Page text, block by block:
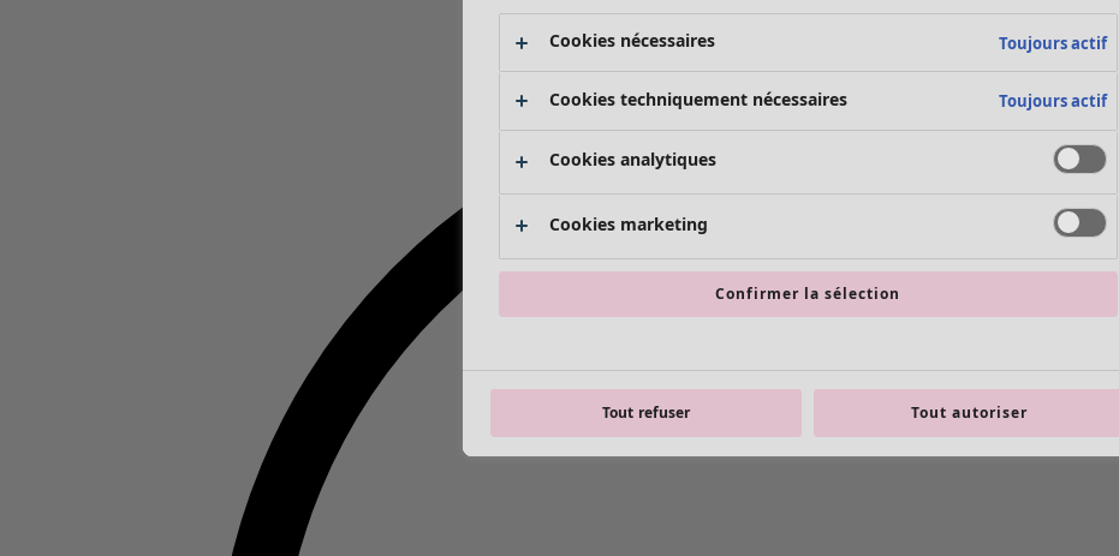
Cookies nécessaires Toujours actif
Cookies techniquement nécessaires Toujours actif
Cookies analytiques
Cookies marketing
Confirmer la sélection
Tout refuser Tout autoriser